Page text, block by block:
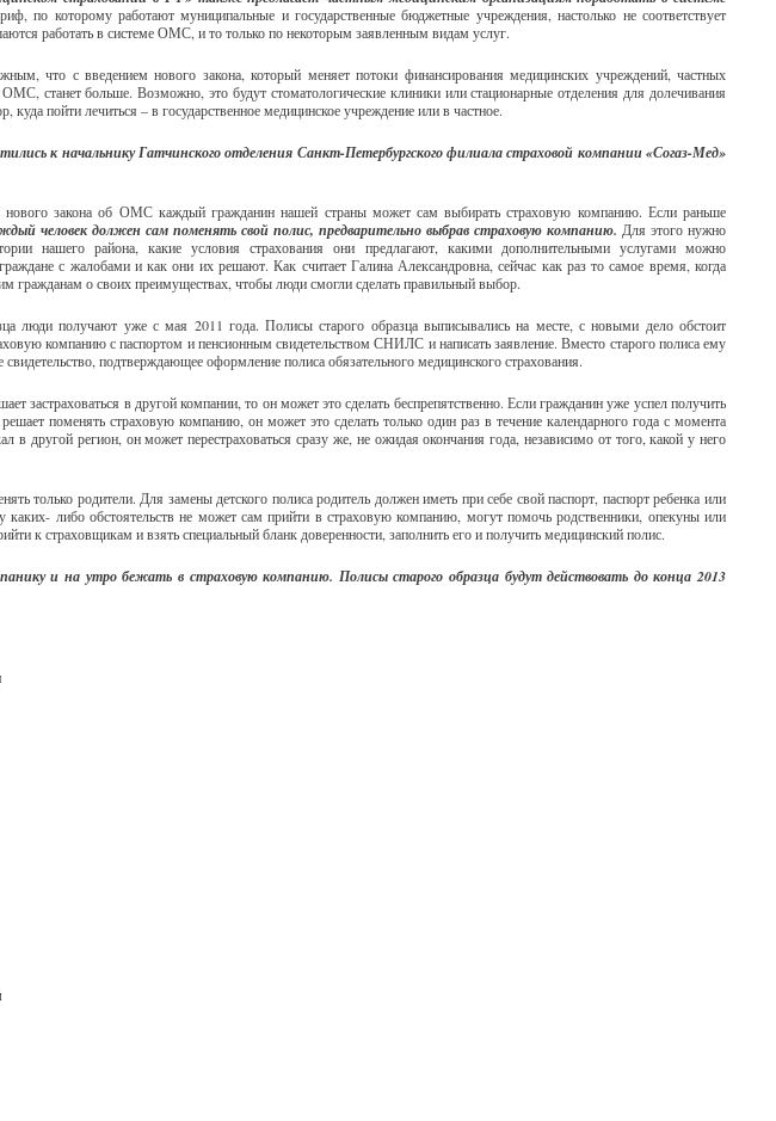
по которому работают муниципальные и государственные бюджетные учреждения, настолько не соответствует
работать в системе ОМС, и то только по некоторым заявленным видам услуг.
что с введением нового закона, который меняет потоки финансирования медицинских учреждений, частных
станет больше. Возможно, это будут стоматологические клиники или стационарные отделения для долечивания
пойти лечиться – в государственное медицинское учреждение или в частное.
к начальнику Гатчинского отделения Санкт-Петербургского филиала страховой компании «Согаз-Мед»
нового закона об ОМС каждый гражданин нашей страны может сам выбирать страховую компанию. Если раньше
человек должен сам поменять свой полис, предварительно выбрав страховую компанию. Для этого нужно
нашего района, какие условия страхования они предлагают, какими дополнительными услугами можно
с жалобами и как они их решают. Как считает Галина Александровна, сейчас как раз то самое время, когда
гражданам о своих преимуществах, чтобы люди смогли сделать правильный выбор.
люди получают уже с мая 2011 года. Полисы старого образца выписывались на месте, с новыми дело обстоит
компанию с паспортом и пенсионным свидетельством СНИЛС и написать заявление. Вместо старого полиса ему
подтверждающее оформление полиса обязательного медицинского страхования.
застраховаться в другой компании, то он может это сделать беспрепятственно. Если гражданин уже успел получить
поменять страховую компанию, он может это сделать только один раз в течение календарного года с момента
в другой регион, он может перестраховаться сразу же, не ожидая окончания года, независимо от того, какой у него
только родители. Для замены детского полиса родитель должен иметь при себе свой паспорт, паспорт ребенка или
каких- либо обстоятельств не может сам прийти в страховую компанию, могут помочь родственники, опекуны или
к страховщикам и взять специальный бланк доверенности, заполнить его и получить медицинский полис.
и на утро бежать в страховую компанию. Полисы старого образца будут действовать до конца 2013